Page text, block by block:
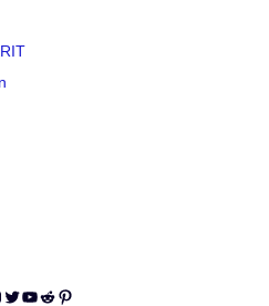
Twitter
YouTube
Reddit
Pinterest